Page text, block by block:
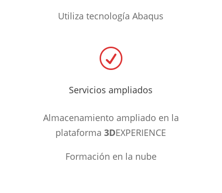
Utiliza tecnología Abaqus
R
Servicios ampliados
Almacenamiento ampliado en la
plataforma3DEXPERIENCE
Formación en la nube